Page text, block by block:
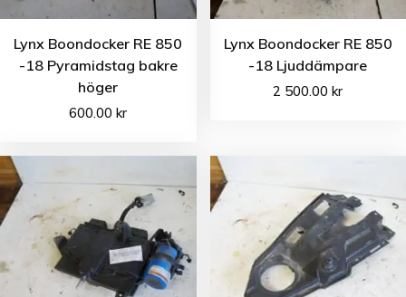
Lynx Boondocker RE 850
-18 Pyramidstag bakre
höger
600.00kr
Lynx Boondocker RE 850
-18 Ljuddämpare
2 500.00kr